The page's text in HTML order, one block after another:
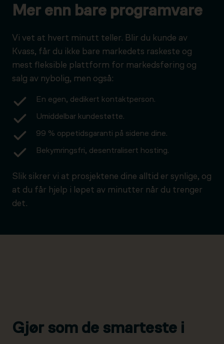
Mer enn bare programvare
Vi vet at hvert minutt teller. Blir du kunde av
Kvass, får du ikke bare markedets raskeste og
mest fleksible plattform for markedsføring og
salg av nybolig, men også:
En egen, dedikert kontaktperson.
Umiddelbar kundestøtte.
99 % oppetidsgaranti på sidene dine.
Bekymringsfri, desentralisert hosting.
Slik sikrer vi at prosjektene dine alltid er synlige, og
at du får hjelp i løpet av minutter når du trenger
det.
Gjør som de smarteste i